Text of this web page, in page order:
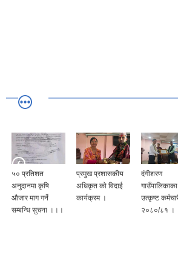
५० प्रतिशत
अनुदानमा कृषि
औजार माग गर्ने
सम्बन्धि सुचना ।।।
प्रमुख प्रशासकीय
अधिकृत को विदाई
कार्यक्रम ।
दंगीशरण
गाउँपालिकाका
उत्कृष्ट
२०८०/८१ ।